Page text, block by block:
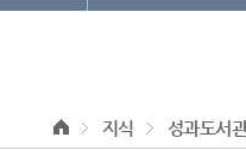
지식 성과도서관